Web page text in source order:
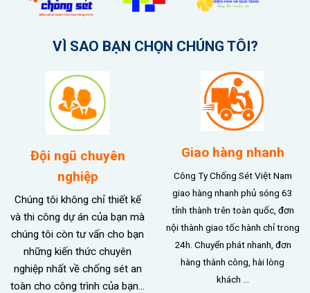
VÌ SAO BẠN CHỌN CHÚNG TÔI?
Đội ngũ chuyên
nghiệp
Chúng tôi không chỉ thiết kế
và thi công dự án của bạn mà
chúng tôi còn tư vấn cho bạn
những kiến thức chuyên
nghiệp nhất về chống sét an
toàn cho công trình của bạn…
Giao hàng nhanh
Công Ty Chống Sét Việt Nam
giao hàng nhanh phủ sóng 63
tỉnh thành trên toàn quốc, đơn
nội thành giao tốc hành chỉ trong
24h. Chuyển phát nhanh, đơn
hàng thành công, hài lòng
khách …